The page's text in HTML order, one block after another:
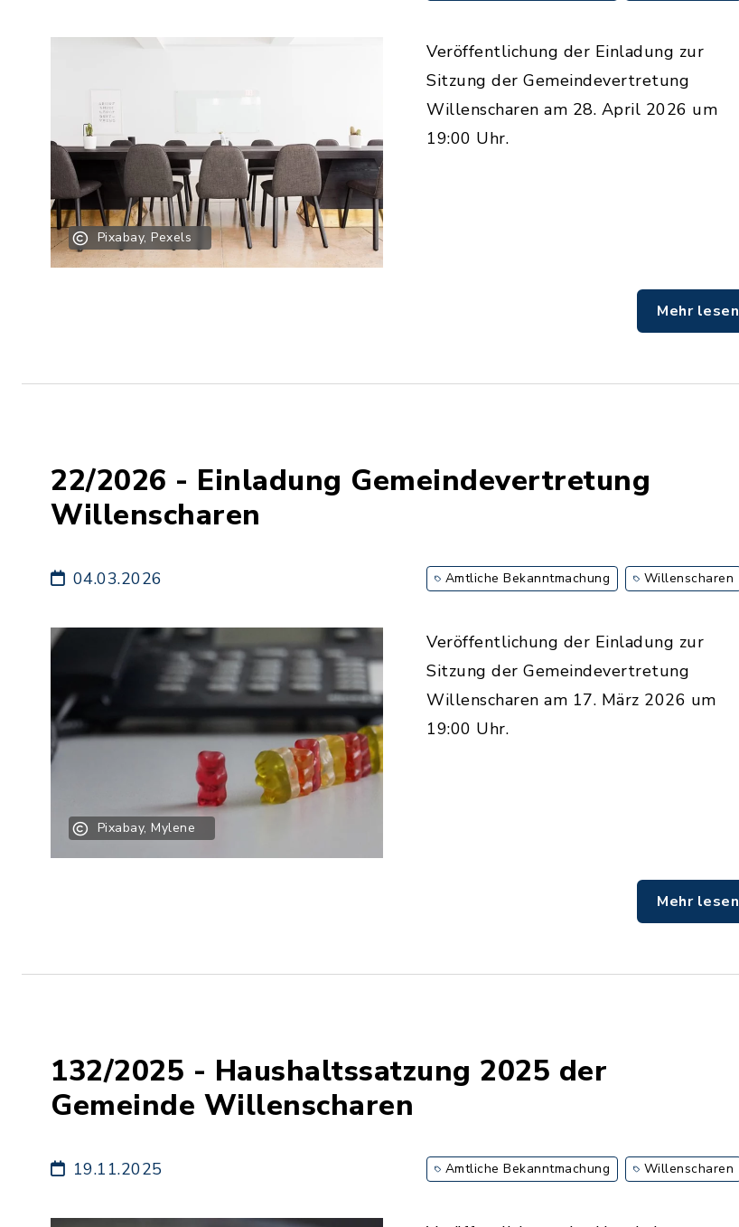
Pixabay, Pexels
Veröffentlichung der Einladung zur
Sitzung der Gemeindevertretung
Willenscharen am 28. April 2026 um
19:00 Uhr.
Mehr lesen
22/2026 - Einladung Gemeindevertretung
Willenscharen
04.03.2026 Amtliche Bekanntmachung Willenscharen
Pixabay, Mylene
Veröffentlichung der Einladung zur
Sitzung der Gemeindevertretung
Willenscharen am 17. März 2026 um
19:00 Uhr.
Mehr lesen
132/2025 - Haushaltssatzung 2025 der
Gemeinde Willenscharen
19.11.2025 Amtliche Bekanntmachung Willenscharen